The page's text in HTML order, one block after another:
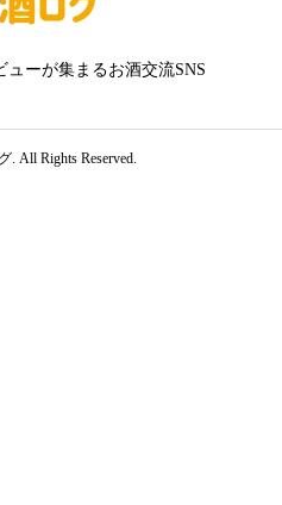
ーが集まるお酒交流SNS
. All Rights Reserved.